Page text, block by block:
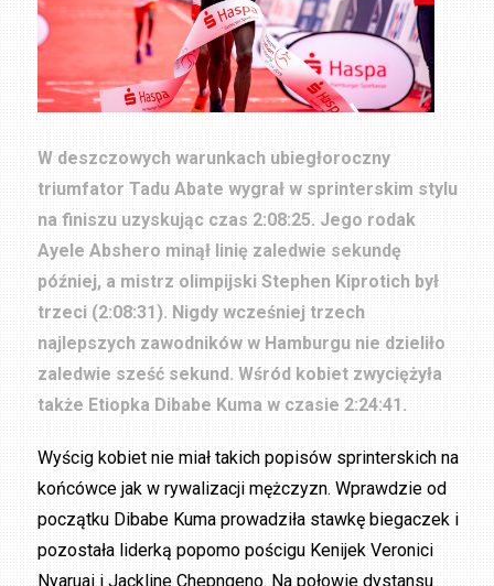
W deszczowych warunkach ubiegłoroczny
triumfator Tadu Abate wygrał w sprinterskim stylu
na finiszu uzyskując czas 2:08:25. Jego rodak
Ayele Abshero minął linię zaledwie sekundę
później, a mistrz olimpijski Stephen Kiprotich był
trzeci (2:08:31). Nigdy wcześniej trzech
najlepszych zawodników w Hamburgu nie dzieliło
zaledwie sześć sekund. Wśród kobiet zwyciężyła
także Etiopka Dibabe Kuma w czasie 2:24:41.
Wyścig kobiet nie miał takich popisów sprinterskich na
końcówce jak w rywalizacji mężczyzn. Wprawdzie od
początku Dibabe Kuma prowadziła stawkę biegaczek i
pozostała liderką popomo pościgu Kenijek Veronici
Nyaruai i Jackline Chepngeno. Na połowie dystansu